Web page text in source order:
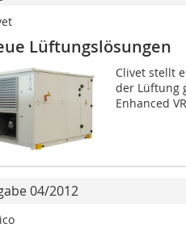
Lüftungslösungen
Clivet stellt
der Lüftung
Enhanced
04/2012